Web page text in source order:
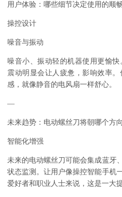
用户体验：哪些细节决定使用的顺
操控设计
噪音与振动
噪音小、振动轻的机器使用更愉
震动明显会让人疲惫，影响效率
感，就像静音的电风扇一样舒心。
—
未来趋势：电动螺丝刀将朝哪个方
智能化增强
未来的电动螺丝刀可能会集成蓝牙
状态监测。让用户像操控智能手机
爱好者和职业人士来说，这是一大提